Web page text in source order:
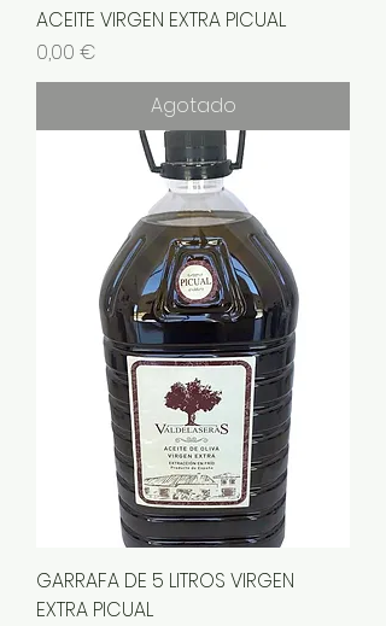
ACEITE VIRGEN EXTRA PICUAL
Precio
0,00 €
Agotado
GARRAFA DE 5 LITROS VIRGEN
EXTRA PICUAL